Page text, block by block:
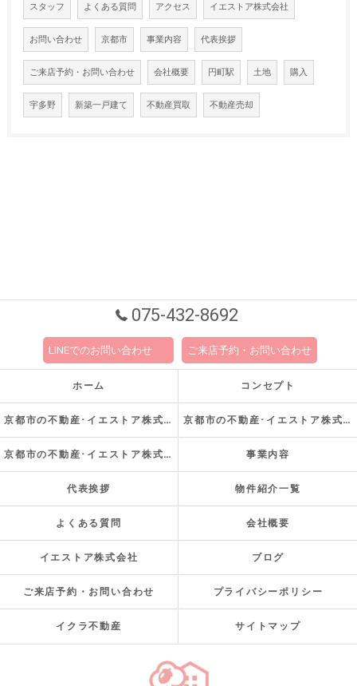
スタッフ よくある質問 アクセス イエストア株式会社
お問い合わせ 京都市 事業内容 代表挨拶
ご来店予約・お問い合わせ 会社概要 円町駅 土地 購入
宇多野 新築一戸建て 不動産買取 不動産売却
075-432-8692
LINEでのお問い合わせ ご来店予約・お問い合わせ
ホーム コンセプト
京都市の不動産･イエストア株式会社の口コミ情報 京都市の不動産･イエストア株式会社の評判
京都市の不動産･イエストア株式会社のお客様の声 事業内容
代表挨拶 物件紹介一覧
よくある質問 会社概要
イエストア株式会社 ブログ
ご来店予約・お問い合わせ プライバシーポリシー
イクラ不動産 サイトマップ